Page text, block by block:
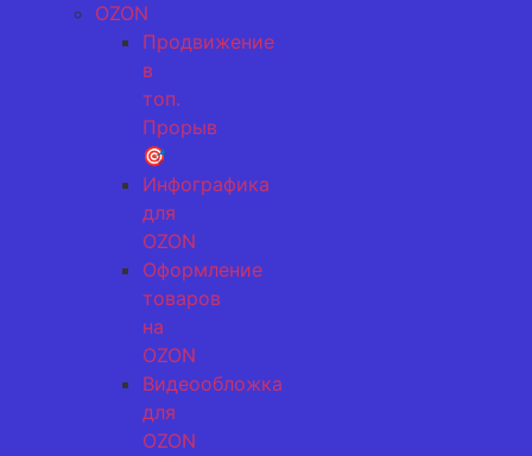
OZON
Продвижение
в
топ.
Прорыв
🎯
Инфографика
для
OZON
Оформление
товаров
на
OZON
Видеообложка
для
OZON